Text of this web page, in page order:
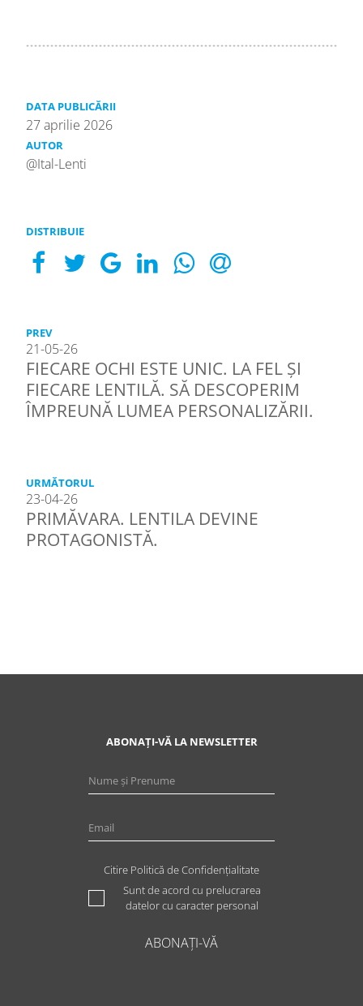
DATA PUBLICĂRII
27 aprilie 2026
AUTOR
@Ital-Lenti
DISTRIBUIE
PREV
21-05-26
FIECARE OCHI ESTE UNIC. LA FEL ȘI
FIECARE LENTILĂ. SĂ DESCOPERIM
ÎMPREUNĂ LUMEA PERSONALIZĂRII.
URMĂTORUL
23-04-26
PRIMĂVARA. LENTILA DEVINE
PROTAGONISTĂ.
ABONAȚI-VĂ LA NEWSLETTER
Citire Politică de Confidențialitate
Sunt de acord cu prelucrarea
datelor cu caracter personal
ABONAȚI-VĂ